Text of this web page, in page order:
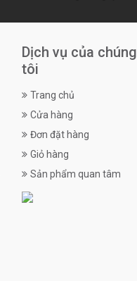
Dịch vụ của chúng
tôi
Trang chủ
Cửa hàng
Đơn đặt hàng
Giỏ hàng
Sản phẩm quan tâm